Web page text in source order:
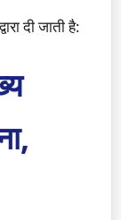
दी जाती है: